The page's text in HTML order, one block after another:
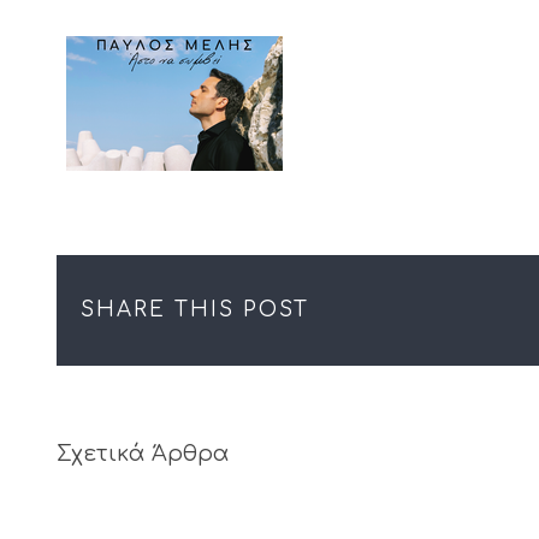
SHARE THIS POST
Σχετικά Άρθρα